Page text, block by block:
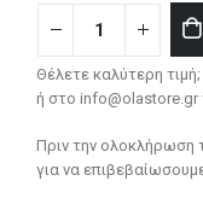
Θέλετε καλύτερη
ή στο info@olastore.gr
Πριν την ολοκλήρωση
για να